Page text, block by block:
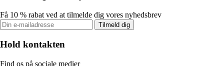
Få 10 % rabat ved at tilmelde dig vores nyhedsbrev
Tilmeld dig
Hold kontakten
Find os på sociale medier